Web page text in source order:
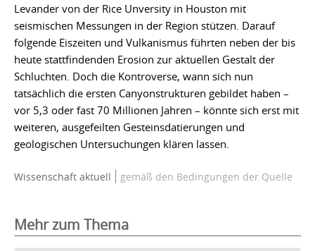
Levander von der Rice Unversity in Houston mit
seismischen Messungen in der Region stützen. Darauf
folgende Eiszeiten und Vulkanismus führten neben der bis
heute stattfindenden Erosion zur aktuellen Gestalt der
Schluchten. Doch die Kontroverse, wann sich nun
tatsächlich die ersten Canyonstrukturen gebildet haben –
vor 5,3 oder fast 70 Millionen Jahren – könnte sich erst mit
weiteren, ausgefeilten Gesteinsdatierungen und
geologischen Untersuchungen klären lassen.
Wissenschaft aktuell gemäß den Bedingungen der Quelle
Mehr zum Thema